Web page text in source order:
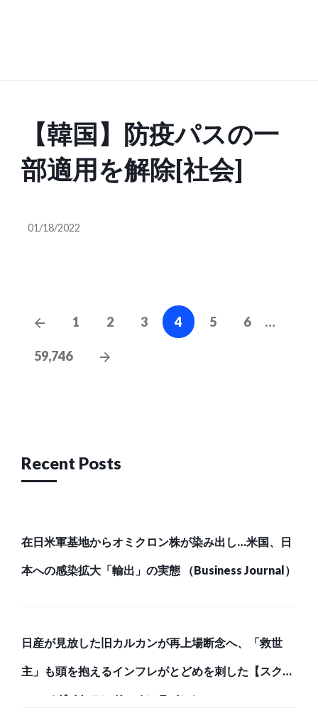
【韓国】防疫パスの一
部適用を解除[社会]
01/18/2022
Posts
navigation
Previous
1 2 3 4 5 6 …
59,746
Next
Recent Posts
在日米軍基地からオミクロン株が染み出し…米国、日
本への感染拡大「輸出」の実態 （Business Journal）
日産が見放した旧カルカンが再上場断念へ、「救世
主」も頭を抱えるインフレがとどめを刺した【スク
ー… （ダイヤモンド・オンライン）